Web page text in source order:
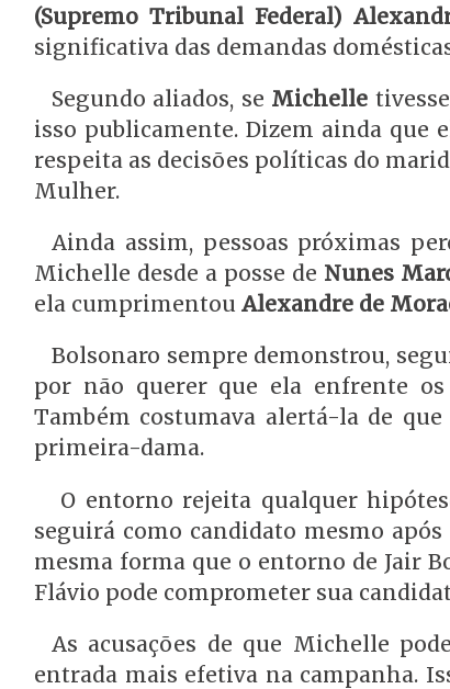
(Supremo Tribunal Federal)
significativa das demandas
Segundo aliados, se Michelle
isso publicamente. Dizem ainda que
respeita as decisões políticas do
Mulher.
Ainda assim, pessoas próximas
Michelle desde a posse de Nunes
ela cumprimentou Alexandre de
Bolsonaro sempre demonstrou,
por não querer que ela enfrente
Também costumava alertá-la de
primeira-dama.
O entorno rejeita qualquer
seguirá como candidato mesmo
mesma forma que o entorno de Jair
Flávio pode comprometer sua
As acusações de que Michelle
entrada mais efetiva na campanha.